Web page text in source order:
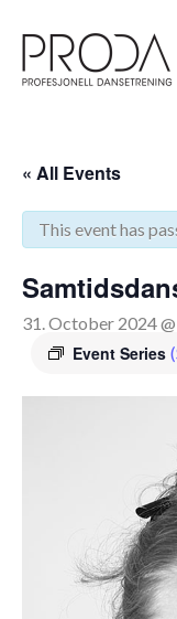
sidens
hovedinnhold
« All Events
This event has
31. October 2024
Event Series